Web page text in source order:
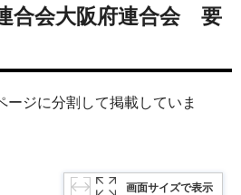
合会大阪府連合会 要
ジに分割して掲載していま
画面サイズで表示